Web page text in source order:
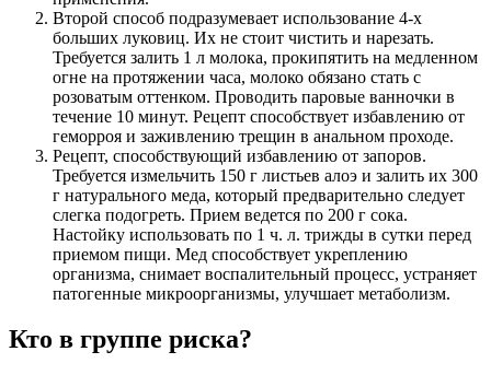
Второй способ подразумевает использование 4-х
больших луковиц. Их не стоит чистить и нарезать.
Требуется залить 1 л молока, прокипятить на медленном
огне на протяжении часа, молоко обязано стать с
розоватым оттенком. Проводить паровые ванночки в
течение 10 минут. Рецепт способствует избавлению от
геморроя и заживлению трещин в анальном проходе.
Рецепт, способствующий избавлению от запоров.
Требуется измельчить 150 г листьев алоэ и залить их 300
г натурального меда, который предварительно следует
слегка подогреть. Прием ведется по 200 г сока.
Настойку использовать по 1 ч. л. трижды в сутки перед
приемом пищи. Мед способствует укреплению
организма, снимает воспалительный процесс, устраняет
патогенные микроорганизмы, улучшает метаболизм.
Кто в группе риска?